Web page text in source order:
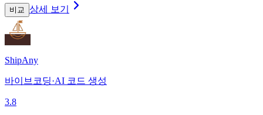
비교 상세 보기
ShipAny
바이브코딩·AI 코드 생성
3.8